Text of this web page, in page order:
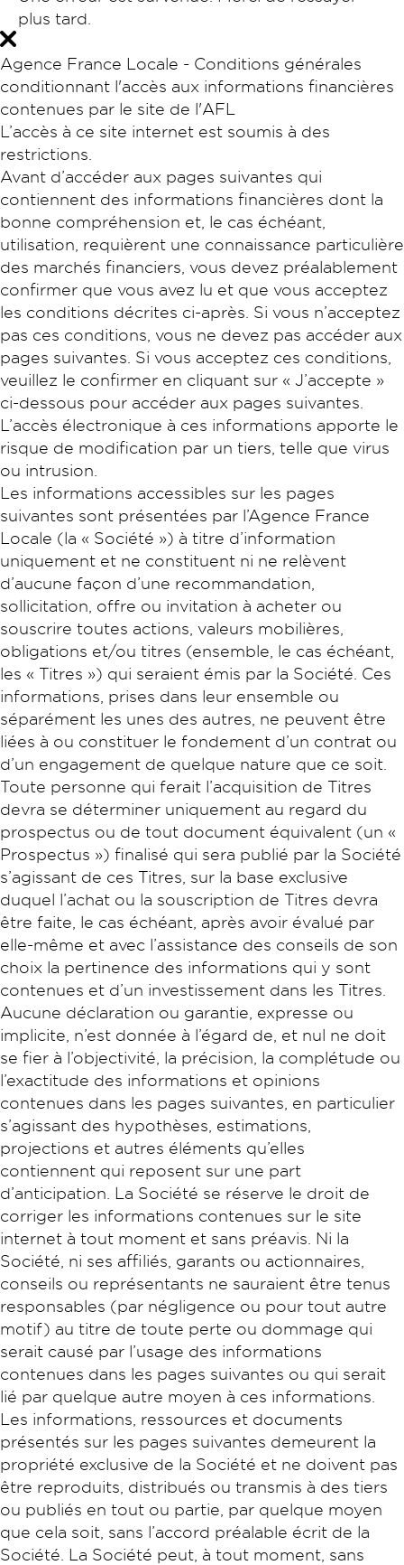
plus tard.
Agence France Locale - Conditions générales
conditionnant l'accès aux informations financières
contenues par le site de l'AFL
L’accès à ce site internet est soumis à des
restrictions.
Avant d’accéder aux pages suivantes qui
contiennent des informations financières dont la
bonne compréhension et, le cas échéant,
utilisation, requièrent une connaissance particulière
des marchés financiers, vous devez préalablement
confirmer que vous avez lu et que vous acceptez
les conditions décrites ci-après. Si vous n’acceptez
pas ces conditions, vous ne devez pas accéder aux
pages suivantes. Si vous acceptez ces conditions,
veuillez le confirmer en cliquant sur « J’accepte »
ci-dessous pour accéder aux pages suivantes.
L’accès électronique à ces informations apporte le
risque de modification par un tiers, telle que virus
ou intrusion.
Les informations accessibles sur les pages
suivantes sont présentées par l’Agence France
Locale (la « Société ») à titre d’information
uniquement et ne constituent ni ne relèvent
d’aucune façon d’une recommandation,
sollicitation, offre ou invitation à acheter ou
souscrire toutes actions, valeurs mobilières,
obligations et/ou titres (ensemble, le cas échéant,
les « Titres ») qui seraient émis par la Société. Ces
informations, prises dans leur ensemble ou
séparément les unes des autres, ne peuvent être
liées à ou constituer le fondement d’un contrat ou
d’un engagement de quelque nature que ce soit.
Toute personne qui ferait l’acquisition de Titres
devra se déterminer uniquement au regard du
prospectus ou de tout document équivalent (un «
Prospectus ») finalisé qui sera publié par la Société
s’agissant de ces Titres, sur la base exclusive
duquel l’achat ou la souscription de Titres devra
être faite, le cas échéant, après avoir évalué par
elle-même et avec l’assistance des conseils de son
choix la pertinence des informations qui y sont
contenues et d’un investissement dans les Titres.
Aucune déclaration ou garantie, expresse ou
implicite, n’est donnée à l’égard de, et nul ne doit
se fier à l’objectivité, la précision, la complétude ou
l’exactitude des informations et opinions
contenues dans les pages suivantes, en particulier
s’agissant des hypothèses, estimations,
projections et autres éléments qu’elles
contiennent qui reposent sur une part
d’anticipation. La Société se réserve le droit de
corriger les informations contenues sur le site
internet à tout moment et sans préavis. Ni la
Société, ni ses affiliés, garants ou actionnaires,
conseils ou représentants ne sauraient être tenus
responsables (par négligence ou pour tout autre
motif) au titre de toute perte ou dommage qui
serait causé par l’usage des informations
contenues dans les pages suivantes ou qui serait
lié par quelque autre moyen à ces informations.
Les informations, ressources et documents
présentés sur les pages suivantes demeurent la
propriété exclusive de la Société et ne doivent pas
être reproduits, distribués ou transmis à des tiers
ou publiés en tout ou partie, par quelque moyen
que cela soit, sans l’accord préalable écrit de la
Société. La Société peut, à tout moment, sans